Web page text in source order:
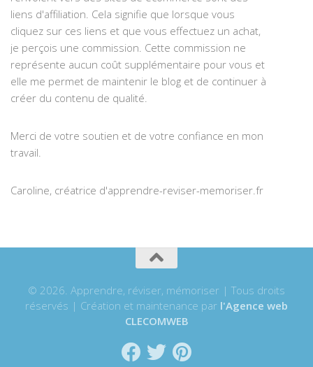
liens d'affiliation. Cela signifie que lorsque vous
cliquez sur ces liens et que vous effectuez un achat,
je perçois une commission. Cette commission ne
représente aucun coût supplémentaire pour vous et
elle me permet de maintenir le blog et de continuer à
créer du contenu de qualité.
Merci de votre soutien et de votre confiance en mon
travail.
Caroline, créatrice d'apprendre-reviser-memoriser.fr
© 2026. Apprendre, réviser, mémoriser | Tous droits
réservés | Création et maintenance par l'Agence web
CLECOMWEB